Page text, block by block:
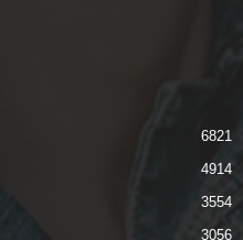
6821
4914
3554
3056